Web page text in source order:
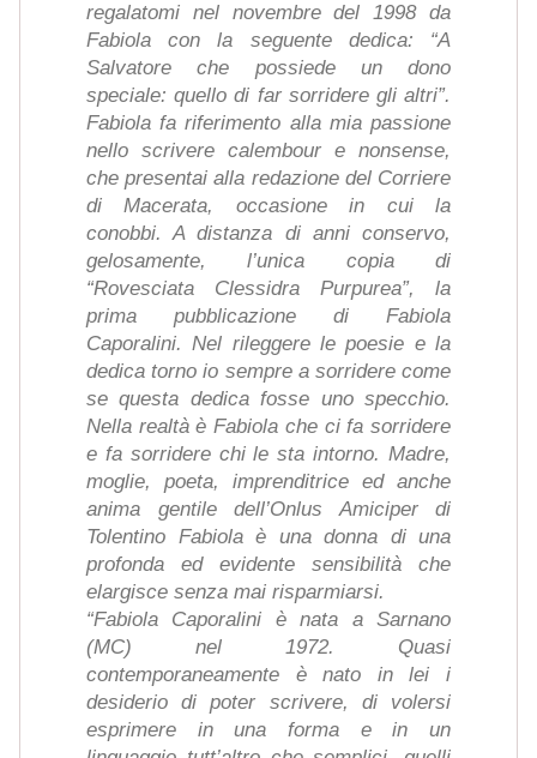
regalatomi nel novembre del 1998 da
Fabiola con la seguente dedica: “A
Salvatore che possiede un dono
speciale: quello di far sorridere gli altri”.
Fabiola fa riferimento alla mia passione
nello scrivere calembour e nonsense,
che presentai alla redazione del Corriere
di Macerata, occasione in cui la
conobbi. A distanza di anni conservo,
gelosamente, l’unica copia di
“Rovesciata Clessidra Purpurea”, la
prima pubblicazione di Fabiola
Caporalini. Nel rileggere le poesie e la
dedica torno io sempre a sorridere come
se questa dedica fosse uno specchio.
Nella realtà è Fabiola che ci fa sorridere
e fa sorridere chi le sta intorno. Madre,
moglie, poeta, imprenditrice ed anche
anima gentile dell’Onlus Amiciper di
Tolentino Fabiola è una donna di una
profonda ed evidente sensibilità che
elargisce senza mai risparmiarsi.
“Fabiola Caporalini è nata a Sarnano
(MC) nel 1972. Quasi
contemporaneamente è nato in lei i
desiderio di poter scrivere, di volersi
esprimere in una forma e in un